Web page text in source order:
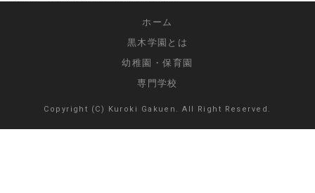
ホーム
黒木学園とは
幼稚園・保育園
専門学校
Copyright (C) Kuroki Gakuen. All Right Reserved.